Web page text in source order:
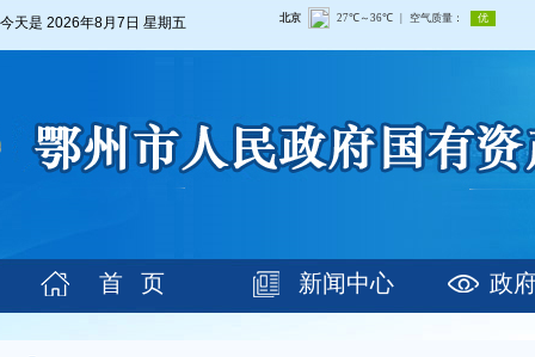
今天是 2026年8月7日 星期五
首 页 新闻中心 政